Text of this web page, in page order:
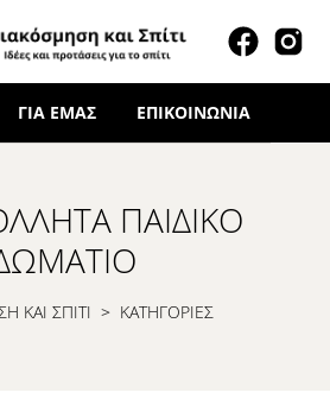
ΓΙΑ ΕΜΆΣ ΕΠΙΚΟΙΝΩΝΊΑ
ΠΑΙΔΙΚΌ
ΚΑΙ ΣΠΙΤΙ > ΚΑΤΗΓΟΡΙΕΣ